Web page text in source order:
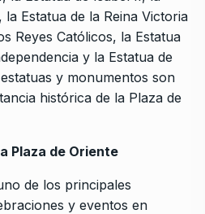
Estatua de la Reina Victoria
Reyes Católicos, la Estatua
y la Estatua de
y monumentos son
histórica de la Plaza de
Plaza de Oriente
de los principales
y eventos en